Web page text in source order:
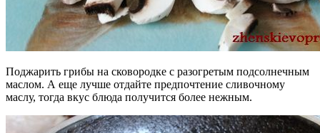
Поджарить грибы на сковородке с разогретым подсолнечным
маслом. А еще лучше отдайте предпочтение сливочному
маслу, тогда вкус блюда получится более нежным.